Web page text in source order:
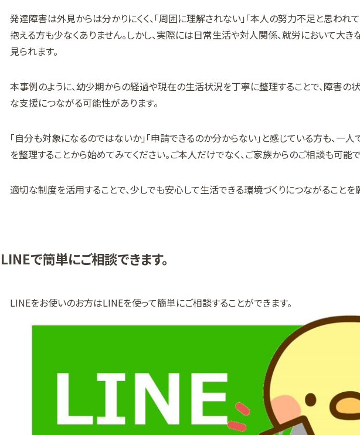
発達障害は外見からは分かりにくく、「周囲に理解されない」「本人の努力不足と思われ
抱える方も少なくありません。しかし、実際には日常生活や対人関係、就労において大き
見られます。
本事例のように、幼少期からの経過や現在の生活状況を丁寧に整理することで、障害の
な支援につながる可能性があります。
「自分も対象になるのではないか」「申請できるのか分からない」と感じている方も、一
を整理することから始めてみてください。ご本人だけでなく、ご家族からのご相談も可能で
適切な制度を活用することで、少しでも安心して生活できる環境づくりにつながることを
LINEで簡単にご相談できます。
LINEをお使いのお方はLINEを使って簡単にご相談することができます。